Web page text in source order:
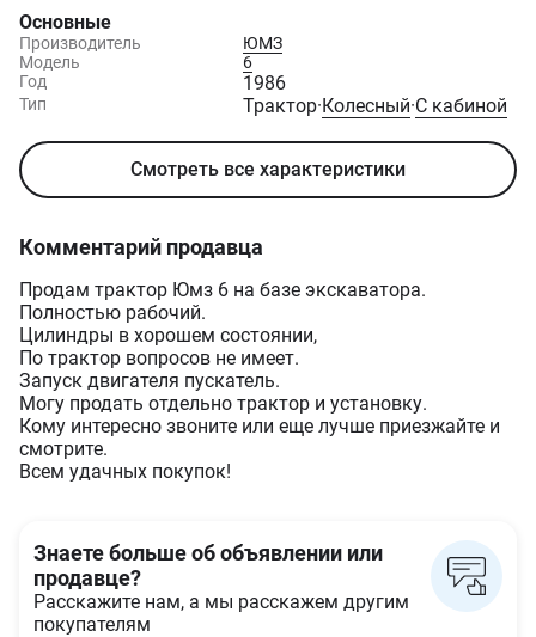
Основные
Производитель
ЮМЗ
Модель
6
Год
1986
Тип Трактор·Колесный·С кабиной
Смотреть все характеристики
Комментарий продавца
Продам трактор Юмз 6 на базе экскаватора.
Полностью рабочий.
Цилиндры в хорошем состоянии,
По трактор вопросов не имеет.
Запуск двигателя пускатель.
Могу продать отдельно трактор и установку.
Кому интересно звоните или еще лучше приезжайте и
смотрите.
Всем удачных покупок!
Знаете больше об объявлении или
продавце?
Расскажите нам, а мы расскажем другим
покупателям